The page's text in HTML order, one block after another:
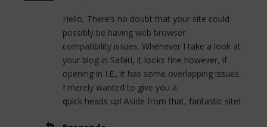
Hello, There’s no doubt that your site could
possibly be having web browser
compatibility issues. Whenever I take a look at
your blog in Safari, it looks fine however, if
opening in I.E., it has some overlapping issues.
I merely wanted to give you a
quick heads up! Aside from that, fantastic site!